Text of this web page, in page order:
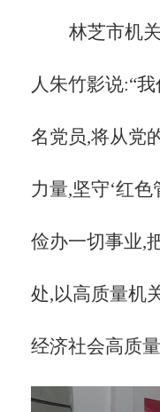
林芝市机
人朱竹影说:“
名党员,将从党
力量,坚守‘红
俭办一切事业,
处,以高质量机
经济社会高质